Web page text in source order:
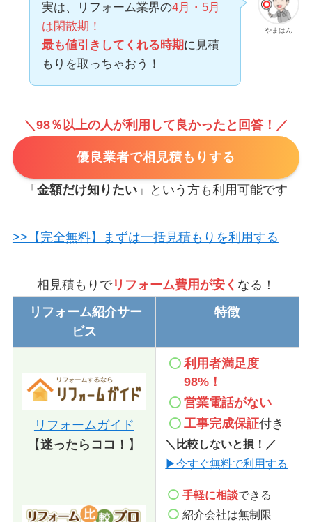
やまはん
実は、リフォーム業界の4月・5月
は閑散期！
最も値引きしてくれる時期に見積
もりを取っちゃおう！
＼98％以上の人が利用して良かったと回答！／
優良業者で相見積もりする
「 金額だけ知りたい 」という方も利用可能です
>>【完全無料】まずは一括見積もりを利用する
相見積もりでリフォーム費用が安く なる！
リフォーム紹介サー
ビス
特徴
リフォームガイド
【迷ったらココ！ 】
利用者満足度
98%！
営業電話がない
工事完成保証付き
＼比較しないと損！／
▶今すぐ無料で利用する
手軽に相談できる
紹介会社は無制限